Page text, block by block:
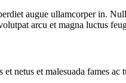
augue ullamcorper in.
arcu et magna luctus
et netus et malesuada fames